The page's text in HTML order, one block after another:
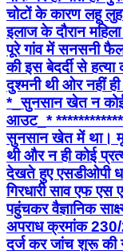
चोटों के कारण लहू
इलाज के दौरान
पूरे गांव में सनसनी फैल
की इस बेदर्दी से
दुश्मनी थी ओर नहीं
*_सुनसान खेत न कोई
आउट_*
सुनसान खेत में था।
थी और न ही कोई
देखते हुए एसडीओपी
गिरधारी साव एफ एस
पहुंचकर वैज्ञानिक
अपराध क्रमांक
दर्ज कर जांच शुरू की